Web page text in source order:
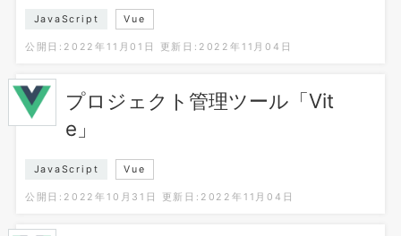
JavaScript Vue
公開日:2022年11月01日 更新日:2022年11月04日
プロジェクト管理ツール「Vit
e」
JavaScript Vue
公開日:2022年10月31日 更新日:2022年11月04日